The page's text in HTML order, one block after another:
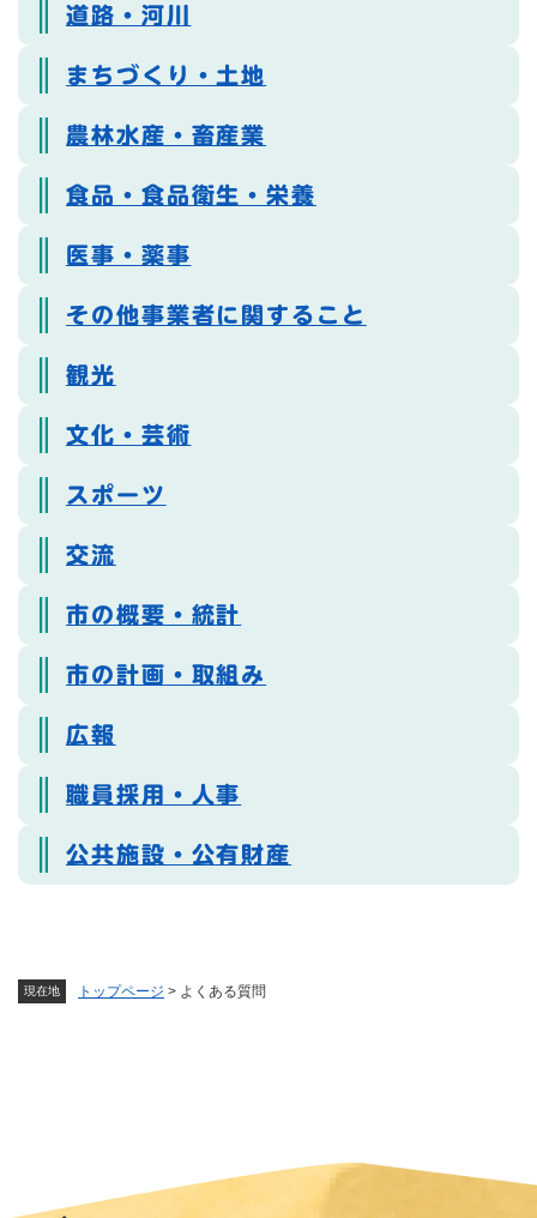
現在地 トップページ > よくある質問
道路・河川
まちづくり・土地
農林水産・畜産業
食品・食品衛生・栄養
医事・薬事
その他事業者に関すること
観光
文化・芸術
スポーツ
交流
市の概要・統計
市の計画・取組み
広報
職員採用・人事
公共施設・公有財産